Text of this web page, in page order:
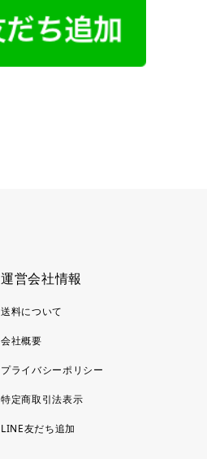
運営会社情報
送料について
会社概要
プライバシーポリシー
特定商取引法表示
LINE友だち追加